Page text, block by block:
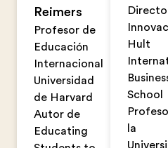
Reimers
Profesor de
Educación
Internacional
Universidad
de Harvard
Autor de
Educating
Hult
School
la